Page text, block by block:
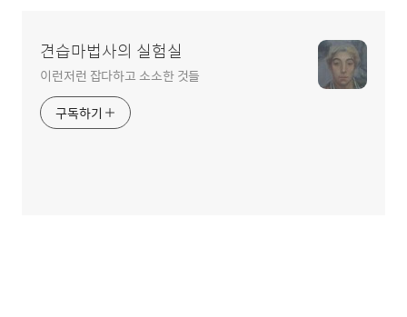
견습마법사의 실험실
이런저런 잡다하고 소소한 것들
구독하기